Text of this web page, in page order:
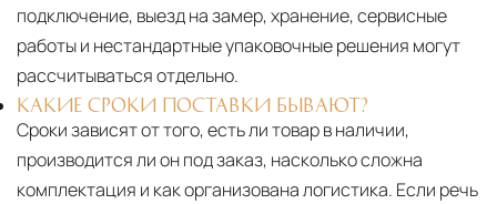
подключение, выезд на замер, хранение, сервисные
работы и нестандартные упаковочные решения могут
рассчитываться отдельно.
КАКИЕ СРОКИ ПОСТАВКИ БЫВАЮТ?
Сроки зависят от того, есть ли товар в наличии,
производится ли он под заказ, насколько сложна
комплектация и как организована логистика. Если речь